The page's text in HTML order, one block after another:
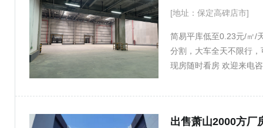
惠； 欢迎来电咨询洽谈
[地址：保定高碑店市]
简易平库低至0.23元/㎡/
分割，大车全天不限行
现房随时看房 欢迎来电
出售萧山2000方厂